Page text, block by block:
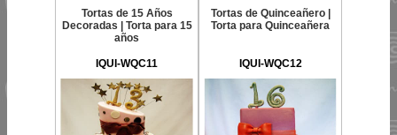
Tortas de 15 Años
Decoradas | Torta para 15
años
IQUI-WQC11
Tortas de Quinceañero |
Torta para Quinceañera
IQUI-WQC12